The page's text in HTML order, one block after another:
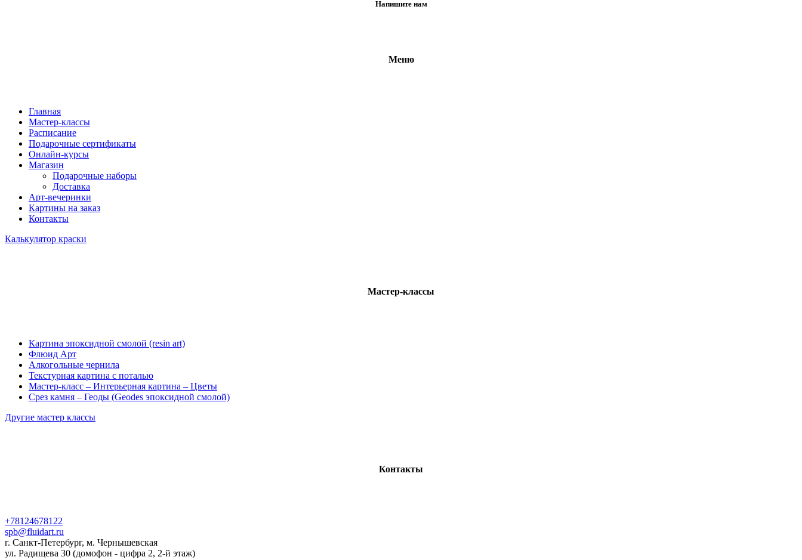
Напишите нам
Меню
Главная
Мастер-классы
Расписание
Подарочные сертификаты
Онлайн-курсы
Магазин
Подарочные наборы
Доставка
Арт-вечеринки
Картины на заказ
Контакты
Калькулятор краски
Мастер-классы
Картина эпоксидной смолой (resin art)
Флюид Арт
Алкогольные чернила
Текстурная картина с поталью
Мастер-класс – Интерьерная картина – Цветы
Срез камня – Геоды (Geodes эпоксидной смолой)
Другие мастер классы
Контакты
+78124678122
spb@fluidart.ru
г. Санкт-Петербург, м. Чернышевская
ул. Радищева 30 (домофон - цифра 2, 2-й этаж)